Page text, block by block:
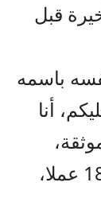
قبل
باسمه
أنا
وشغف وحب للفن، وعندي عدد من الأعمال لازم أوفيها وعددها 18 عملا،